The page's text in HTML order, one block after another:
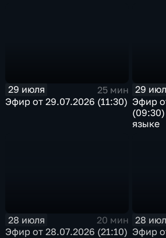
29 июля
25 мин
Эфир от 29.07.2026 (11:30)
29
Эфир
языке
28 июля
20 мин
Эфир от 28.07.2026 (21:10)
28
Эфир